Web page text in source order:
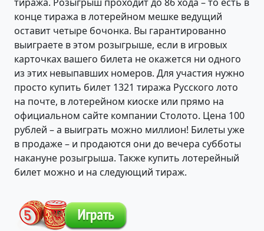
конце тиража в лотерейном мешке ведущий
оставит четыре бочонка. Вы гарантированно
выиграете в этом розыгрыше, если в игровых
карточках вашего билета не окажется ни одного
из этих невыпавших номеров. Для участия нужно
просто купить билет 1321 тиража Русского лото
на почте, в лотерейном киоске или прямо на
официальном сайте компании Столото. Цена 100
рублей – а выиграть можно миллион! Билеты уже
в продаже – и продаются они до вечера субботы
накануне розыгрыша. Также купить лотерейный
билет можно и на следующий тираж.